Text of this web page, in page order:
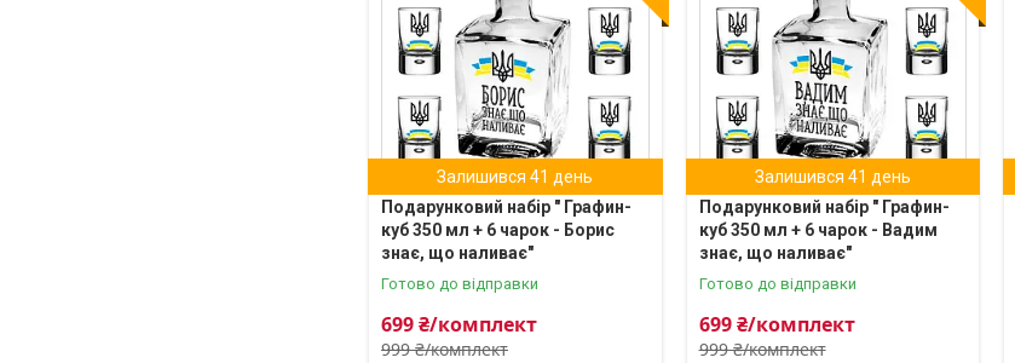
Залишився 41 день
Подарунковий набір " Графин-
куб 350 мл + 6 чарок - Борис
знає, що наливає"
Готово до відправки
999 ₴/комплект
699 ₴/комплект
Залишився 41 день
Подарунковий набір " Графин-
куб 350 мл + 6 чарок - Вадим
знає, що наливає"
Готово до відправки
999 ₴/комплект
699 ₴/комплект